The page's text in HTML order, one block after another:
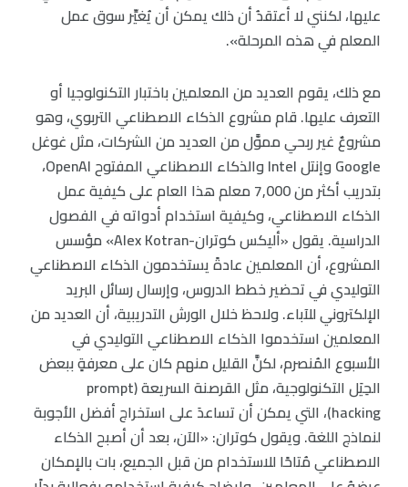
عليها، لكنني لا أعتقدُ أن ذلك يمكن أن يُغيِّر سوق عمل
المعلم في هذه المرحلة».
مع ذلك، يقوم العديد من المعلمين باختبار التكنولوجيا أو
التعرف عليها. قام مشروع الذكاء الاصطناعي التربوي، وهو
مشروعٌ غير ربحي مموَّل من العديد من الشركات، مثل غوغل
Google وإنتل Intel والذكاء الاصطناعي المفتوح OpenAI،
بتدريب أكثر من 7,000 معلم هذا العام على كيفية عمل
الذكاء الاصطناعي، وكيفية استخدام أدواته في الفصول
الدراسية. يقول «أليكس كوتران-Alex Kotran» مؤسس
المشروع، أن المعلمين عادةً يستخدمون الذكاء الاصطناعي
التوليدي في تحضير خطط الدروس، وإرسال رسائل البريد
الإلكتروني للآباء. ولاحظ خلال الورش التدريبية، أن العديد من
المعلمين استخدموا الذكاء الاصطناعي التوليدي في
الأسبوع المُنصرم، لكنَّ القليل منهم كان على معرفةٍ ببعض
الحِيَل التكنولوجية، مثل القرصنة السريعة (prompt
hacking)، التي يمكن أن تساعدَ على استخراج أفضل الأجوبة
لنماذج اللغة. ويقول كوتران: «الآن، بعد أن أصبح الذكاء
الاصطناعي مُتاحًا للاستخدام من قبل الجميع، بات بالإمكان